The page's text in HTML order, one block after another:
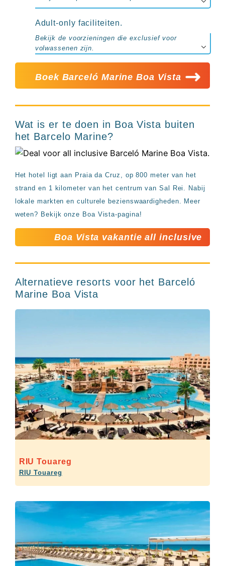
Adult-only faciliteiten.
Bekijk de voorzieningen die exclusief voor
volwassenen zijn.
Boek Barceló Marine Boa Vista
Wat is er te doen in Boa Vista buiten
het Barcelo Marine?
Het hotel ligt aan Praia da Cruz, op 800 meter van het
strand en 1 kilometer van het centrum van Sal Rei. Nabij
lokale markten en culturele bezienswaardigheden. Meer
weten? Bekijk onze Boa Vista-pagina!
Boa Vista vakantie all inclusive
Alternatieve resorts voor het Barceló
Marine Boa Vista
RIU Touareg
RIU Touareg